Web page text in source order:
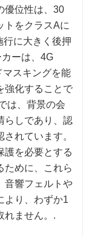
優位性は、30
トをクラスAに
行に大きく後押
ーは、4G
マスキングを能
強化することで
は、背景の会
らしであり、認
れています。
護を必要とする
ために、これら
音響フェルトや
より、わずか1
れません。.